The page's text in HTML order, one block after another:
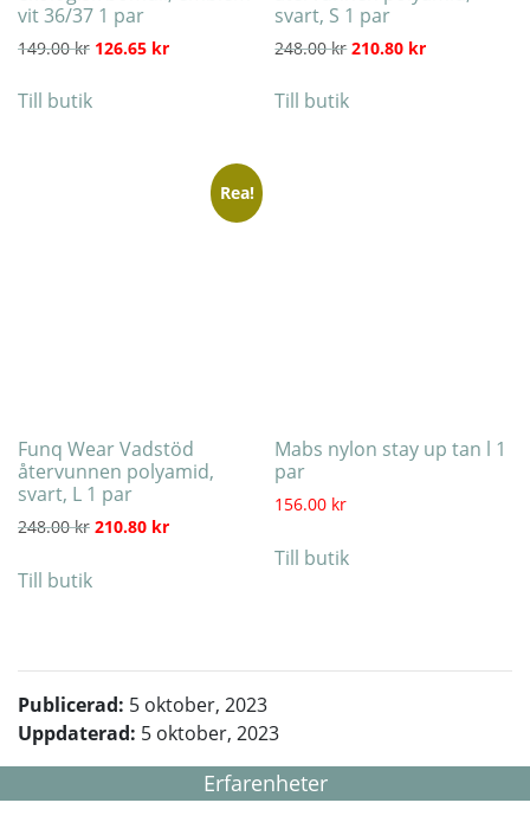
vit 36/37 1 par
149.00kr Det ursprungliga priset var: 149.00 kr.
126.65 krDet nuvarande priset är: 126.65 kr.
Till butik
svart, S 1 par
248.00krDet ursprungliga
210.80 krDet
Till butik
Rea!
Funq Wear Vadstöd
återvunnen polyamid,
svart, L 1 par
248.00kr Det ursprungliga priset var: 248.00 kr.
210.80 krDet nuvarande priset är: 210.80 kr.
Till butik
Mabs nylon stay up tan l 1
par
156.00 kr
Till butik
Publicerad: 5 oktober, 2023
Uppdaterad: 5 oktober, 2023
Erfarenheter